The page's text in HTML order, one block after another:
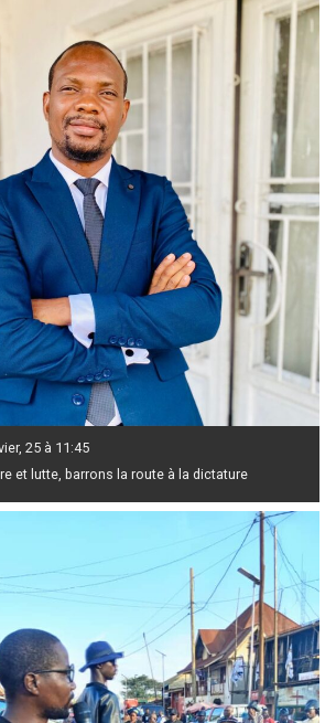
25 à 11:45
et lutte, barrons la route à la dictature